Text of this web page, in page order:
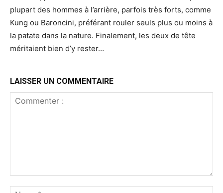
plupart des hommes à l’arrière, parfois très forts, comme
Kung ou Baroncini, préférant rouler seuls plus ou moins à
la patate dans la nature. Finalement, les deux de tête
méritaient bien d’y rester…
LAISSER UN COMMENTAIRE